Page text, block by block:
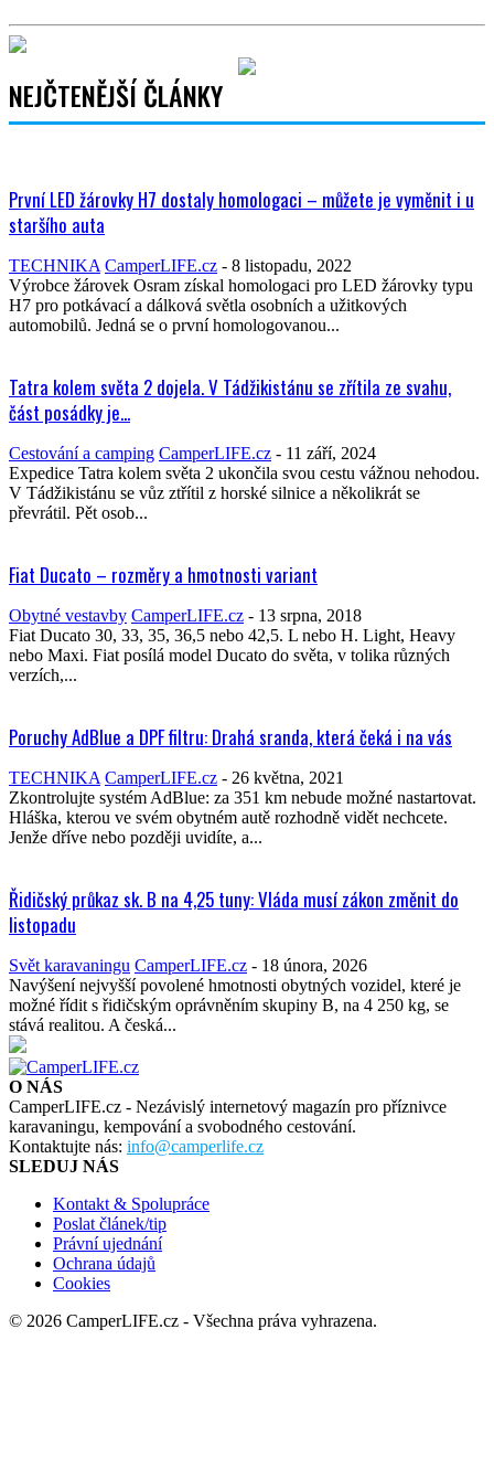
NEJČTENĚJŠÍ ČLÁNKY
První LED žárovky H7 dostaly homologaci – můžete je vyměnit i u
staršího auta
TECHNIKA CamperLIFE.cz - 8 listopadu, 2022
Výrobce žárovek Osram získal homologaci pro LED žárovky typu
H7 pro potkávací a dálková světla osobních a užitkových
automobilů. Jedná se o první homologovanou...
Tatra kolem světa 2 dojela. V Tádžikistánu se zřítila ze svahu,
část posádky je...
Cestování a camping CamperLIFE.cz - 11 září, 2024
Expedice Tatra kolem světa 2 ukončila svou cestu vážnou nehodou.
V Tádžikistánu se vůz ztřítil z horské silnice a několikrát se
převrátil. Pět osob...
Fiat Ducato – rozměry a hmotnosti variant
Obytné vestavby CamperLIFE.cz - 13 srpna, 2018
Fiat Ducato 30, 33, 35, 36,5 nebo 42,5. L nebo H. Light, Heavy
nebo Maxi. Fiat posílá model Ducato do světa, v tolika různých
verzích,...
Poruchy AdBlue a DPF filtru: Drahá sranda, která čeká i na vás
TECHNIKA CamperLIFE.cz - 26 května, 2021
Zkontrolujte systém AdBlue: za 351 km nebude možné nastartovat.
Hláška, kterou ve svém obytném autě rozhodně vidět nechcete.
Jenže dříve nebo později uvidíte, a...
Řidičský průkaz sk. B na 4,25 tuny: Vláda musí zákon změnit do
listopadu
Svět karavaningu CamperLIFE.cz - 18 února, 2026
Navýšení nejvyšší povolené hmotnosti obytných vozidel, které je
možné řídit s řidičským oprávněním skupiny B, na 4 250 kg, se
stává realitou. A česká...
O NÁS
CamperLIFE.cz - Nezávislý internetový magazín pro příznivce
karavaningu, kempování a svobodného cestování.
Kontaktujte nás: info@camperlife.cz
SLEDUJ NÁS
Kontakt & Spolupráce
Poslat článek/tip
Právní ujednání
Ochrana údajů
Cookies
© 2026 CamperLIFE.cz - Všechna práva vyhrazena.